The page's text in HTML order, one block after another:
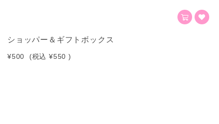
ショッパー＆ギフトボックス
¥500 (税込 ¥550 )